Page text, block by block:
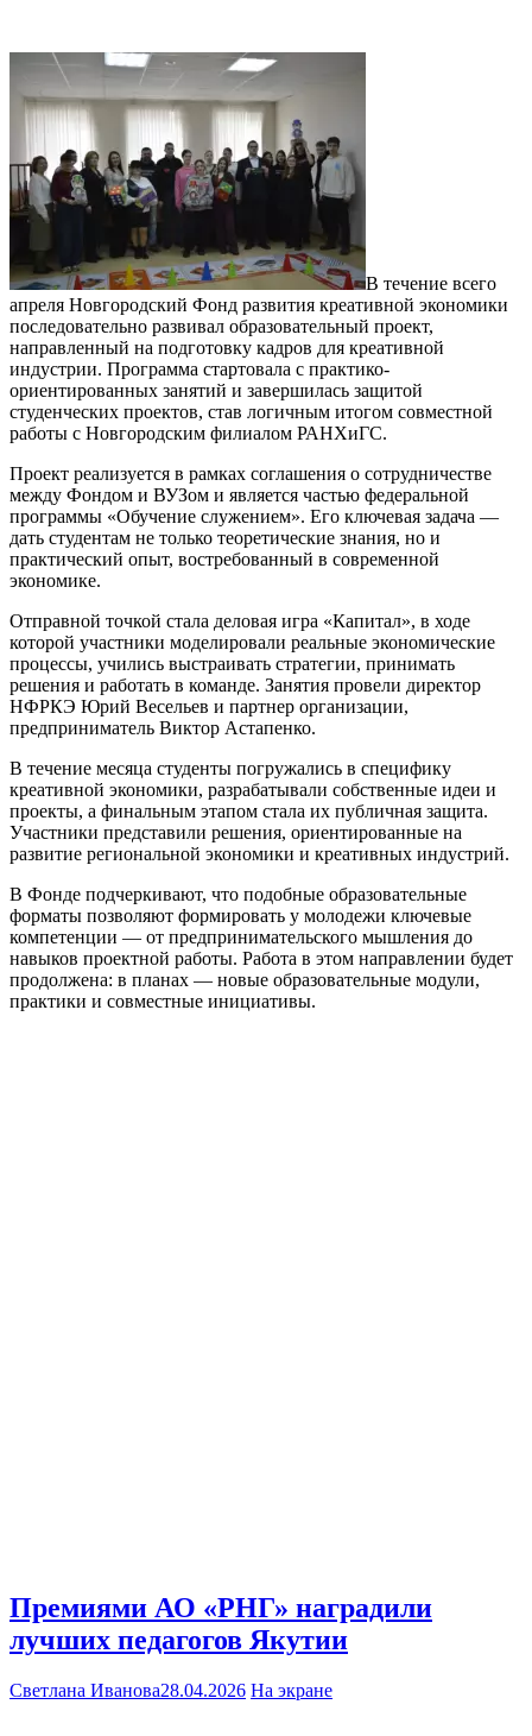
В течение всего
апреля Новгородский Фонд развития креативной экономики
последовательно развивал образовательный проект,
направленный на подготовку кадров для креативной
индустрии. Программа стартовала с практико-
ориентированных занятий и завершилась защитой
студенческих проектов, став логичным итогом совместной
работы с Новгородским филиалом РАНХиГС.
Проект реализуется в рамках соглашения о сотрудничестве
между Фондом и ВУЗом и является частью федеральной
программы «Обучение служением». Его ключевая задача —
дать студентам не только теоретические знания, но и
практический опыт, востребованный в современной
экономике.
Отправной точкой стала деловая игра «Капитал», в ходе
которой участники моделировали реальные экономические
процессы, учились выстраивать стратегии, принимать
решения и работать в команде. Занятия провели директор
НФРКЭ Юрий Весельев и партнер организации,
предприниматель Виктор Астапенко.
В течение месяца студенты погружались в специфику
креативной экономики, разрабатывали собственные идеи и
проекты, а финальным этапом стала их публичная защита.
Участники представили решения, ориентированные на
развитие региональной экономики и креативных индустрий.
В Фонде подчеркивают, что подобные образовательные
форматы позволяют формировать у молодежи ключевые
компетенции — от предпринимательского мышления до
навыков проектной работы. Работа в этом направлении будет
продолжена: в планах — новые образовательные модули,
практики и совместные инициативы.
Премиями АО «РНГ» наградили
лучших педагогов Якутии
Светлана Иванова28.04.2026 На экране